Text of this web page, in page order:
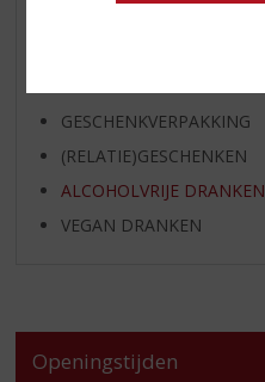
GESCHENKVERPAKKING
(RELATIE)GESCHENKEN
ALCOHOLVRIJE DRANKEN
VEGAN DRANKEN
Openingstijden